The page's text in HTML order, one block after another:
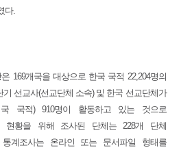
다.
169개국을 대상으로 한국 국적 22,204명의
기 선교사(선교단체 소속) 및 한국 선교단체가
국적) 910명이 활동하고 있는 것으로
현황을 위해 조사된 단체는 228개 단체
통계조사는 온라인 또는 문서파일 형태를